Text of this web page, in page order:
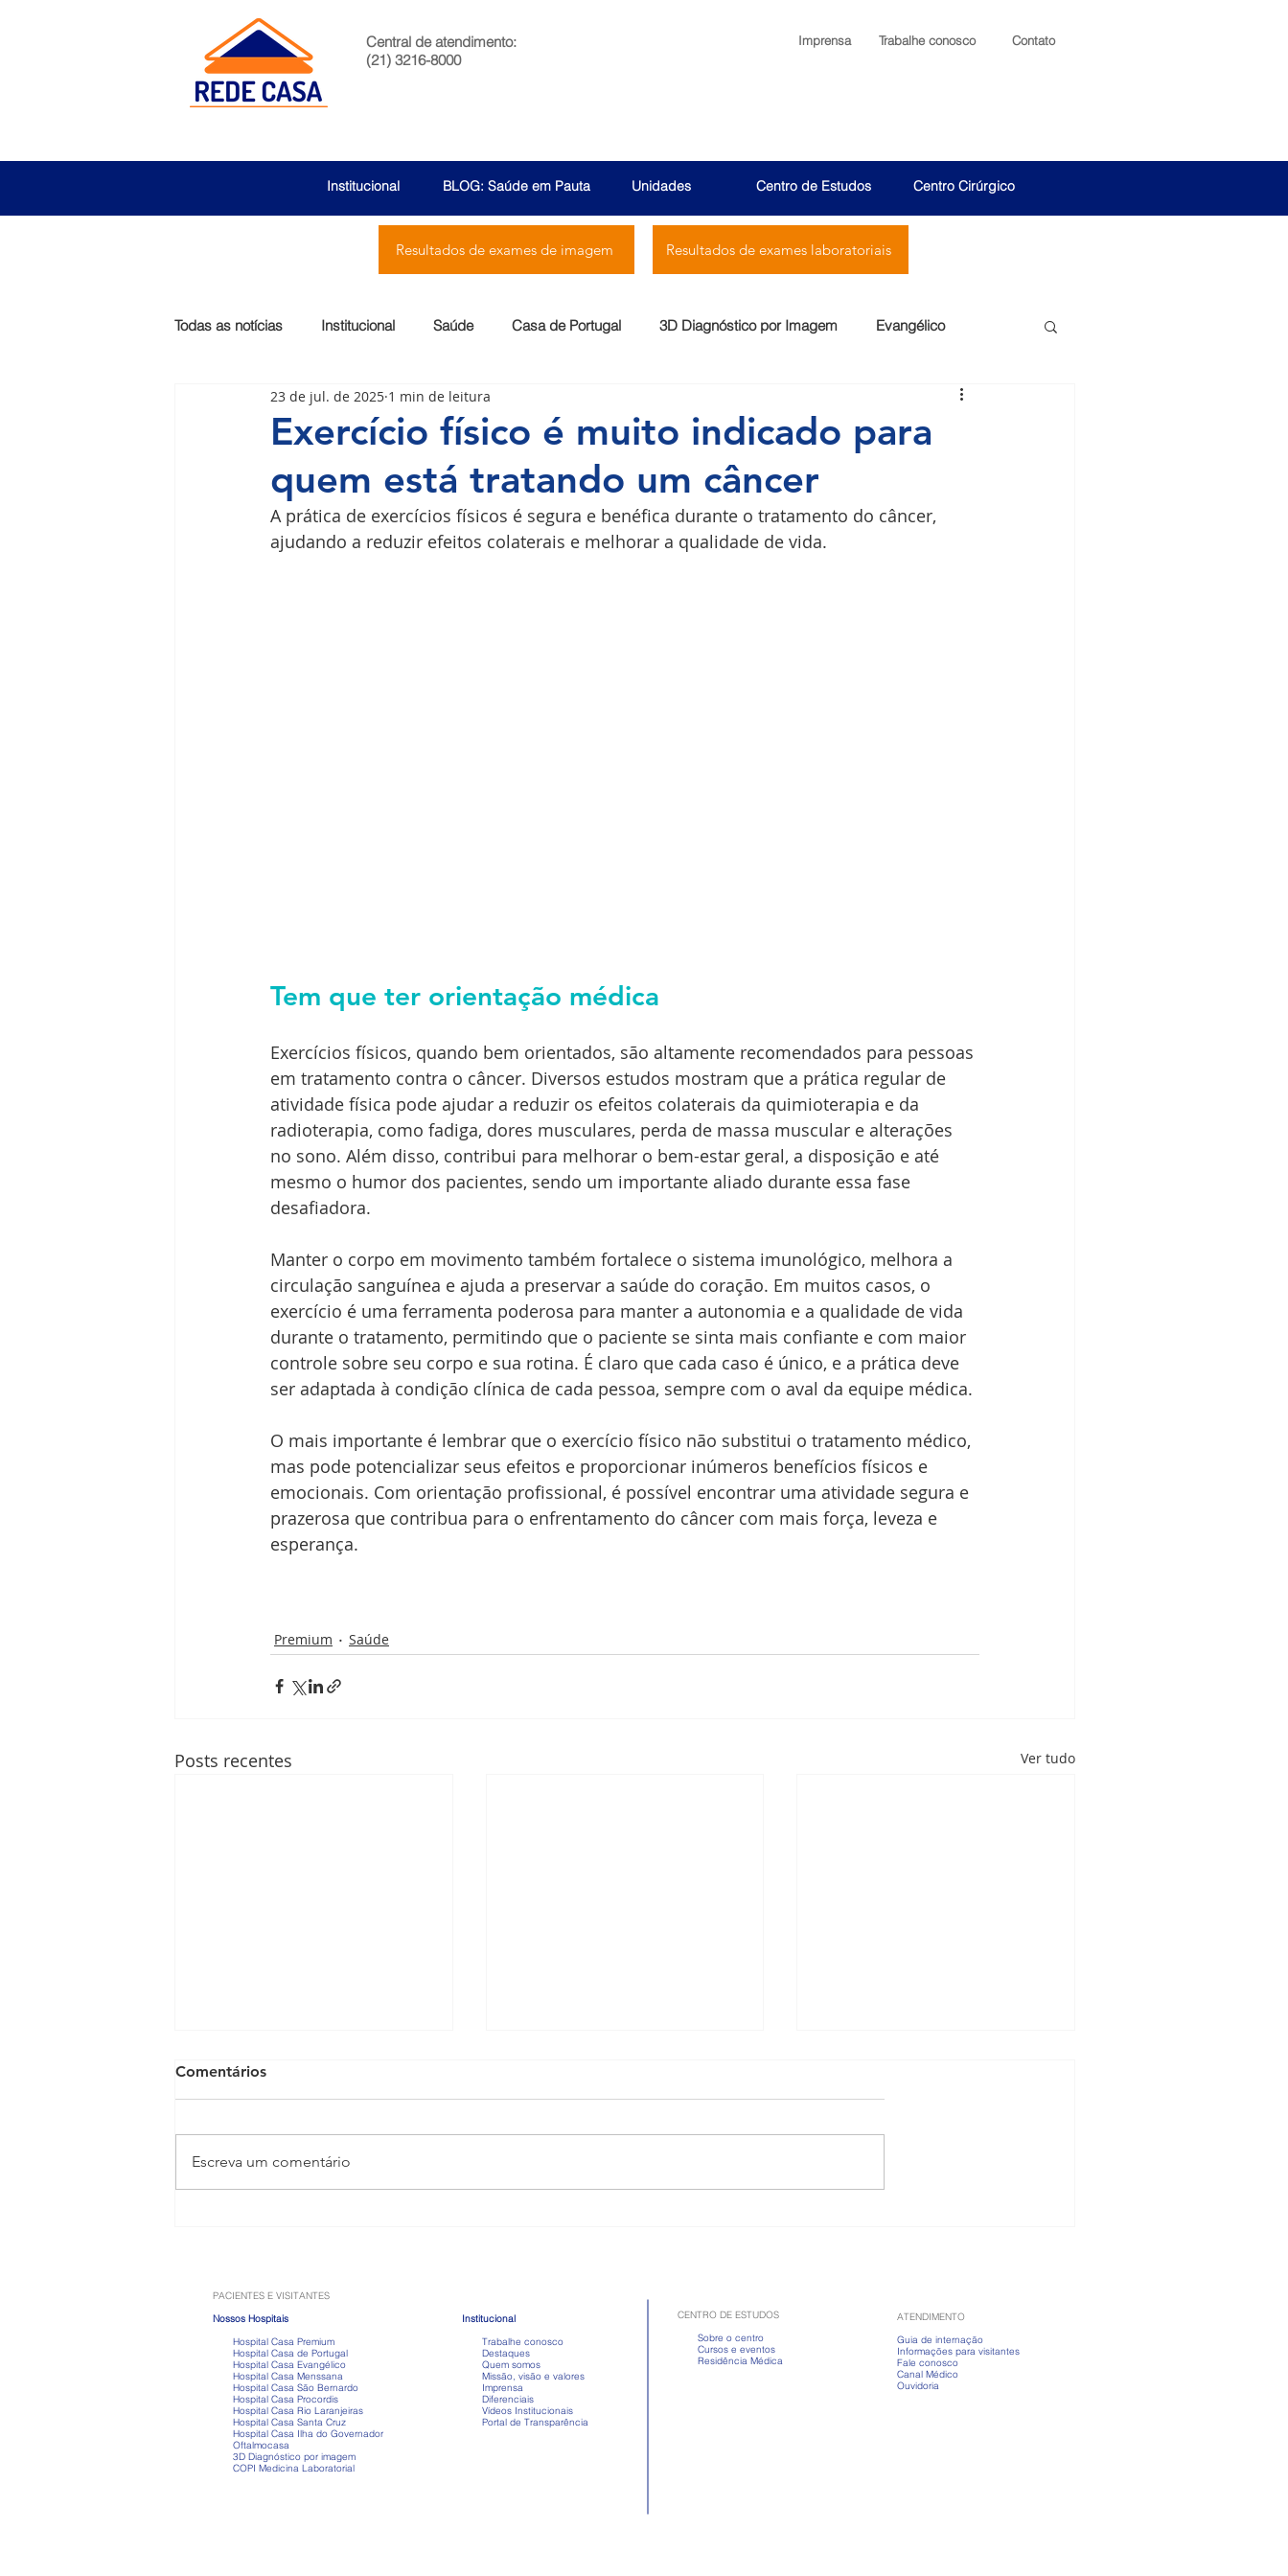
Central de atendimento:
(21) 3216-8000
Imprensa Trabalhe conosco Contato
BLOG: Saúde em Pauta Unidades Centro de Estudos Centro Cirúrgico
Institucional
Resultados de exames de imagem Resultados de exames laboratoriais
Todas as notícias Institucional Saúde Casa de Portugal 3D Diagnóstico por Imagem Evangélico
São Bernardo Egas Moniz Menssana
Ilha do Governador Premium COPI
Exercício físico é muito indicado para
quem está tratando um câncer
23 de jul. de 2025 1 min de leitura
A prática de exercícios físicos é segura e benéfica durante o tratamento do câncer,
ajudando a reduzir efeitos colaterais e melhorar a qualidade de vida.
Tem que ter orientação médica
Exercícios físicos, quando bem orientados, são altamente recomendados para pessoas
em tratamento contra o câncer. Diversos estudos mostram que a prática regular de
atividade física pode ajudar a reduzir os efeitos colaterais da quimioterapia e da
radioterapia, como fadiga, dores musculares, perda de massa muscular e alterações
no sono. Além disso, contribui para melhorar o bem-estar geral, a disposição e até
mesmo o humor dos pacientes, sendo um importante aliado durante essa fase
desafiadora.
Manter o corpo em movimento também fortalece o sistema imunológico, melhora a
circulação sanguínea e ajuda a preservar a saúde do coração. Em muitos casos, o
exercício é uma ferramenta poderosa para manter a autonomia e a qualidade de vida
durante o tratamento, permitindo que o paciente se sinta mais confiante e com maior
controle sobre seu corpo e sua rotina. É claro que cada caso é único, e a prática deve
ser adaptada à condição clínica de cada pessoa, sempre com o aval da equipe médica.
O mais importante é lembrar que o exercício físico não substitui o tratamento médico,
mas pode potencializar seus efeitos e proporcionar inúmeros benefícios físicos e
emocionais. Com orientação profissional, é possível encontrar uma atividade segura e
prazerosa que contribua para o enfrentamento do câncer com mais força, leveza e
esperança.
Premium Saúde
Posts recentes Ver tudo
Comentários
Escreva um comentário
PACIENTES E VISITANTES
Nossos Hospitais
Hospital Casa Premium
Hospital Casa de Portugal
Hospital Casa Evangélico
Hospital Casa Menssana
Hospital Casa São Bernardo
Hospital Casa Procordis
Hospital Casa Rio Laranjeiras
Hospital Casa Santa Cruz
Hospital Casa Ilha do Governador
Oftalmocasa
3D Diagnóstico por imagem
COPI Medicina Laboratorial
Institucional
Trabalhe conosco
Destaques
Quem somos
Missão, visão e valores
Imprensa
Diferenciais
Vídeos Institucionais
Portal de Transparência
CENTRO DE ESTUDOS
Sobre o centro
Cursos e eventos
Residência Médica
ATENDIMENTO
Guia de internação
Informações para visitantes
Fale conosco
Canal Médico
Ouvidoria